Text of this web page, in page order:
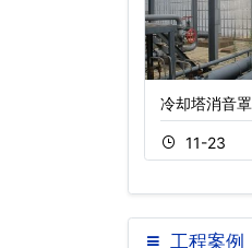
冷却塔消音罩
11-23
工程案例